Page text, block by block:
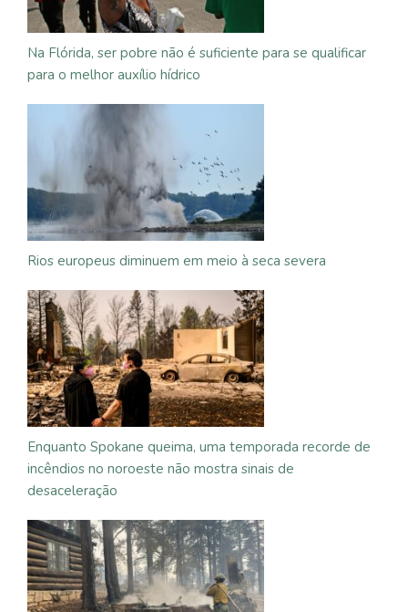
Na Flórida, ser pobre não é suficiente para se qualificar
para o melhor auxílio hídrico
Rios europeus diminuem em meio à seca severa
Enquanto Spokane queima, uma temporada recorde de
incêndios no noroeste não mostra sinais de
desaceleração